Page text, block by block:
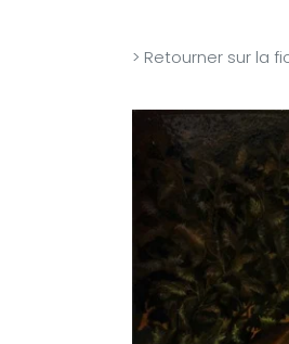
> Retourner sur la